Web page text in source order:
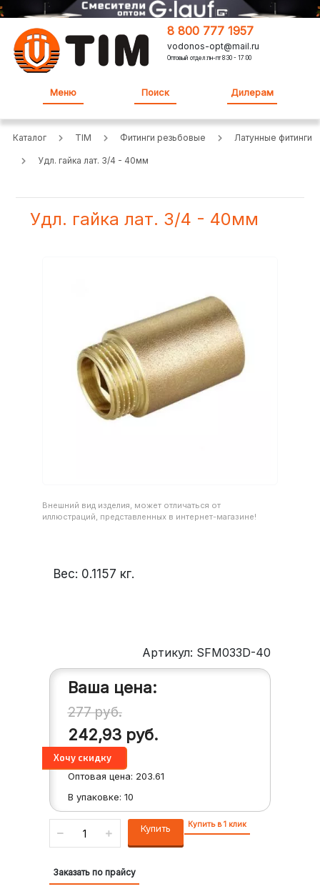
8 800 777 1957
vodonos-opt@mail.ru
Оптовый отдел:пн-пт 8:30 - 17:00
Меню Поиск Дилерам
Каталог TIM Фитинги резьбовые Латунные фитинги
Удл. гайка лат. 3/4 - 40мм
Удл. гайка лат. 3/4 - 40мм
Внешний вид изделия, может отличаться от
иллюстраций, представленных в интернет-магазине!
Вес: 0.1157 кг.
Артикул: SFM033D-40
Ваша цена:
277руб.
242,93 руб.
Оптовая цена: 203.61
В упаковке: 10
Купить Купить в 1 клик
Заказать по прайсу